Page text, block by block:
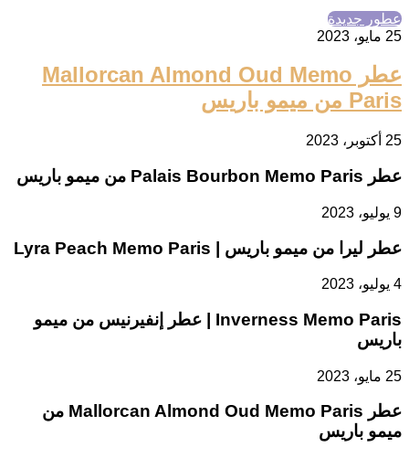
عطور جديدة
25 مايو، 2023
عطر Mallorcan Almond Oud Memo
Paris من ميمو باريس
25 أكتوبر، 2023
عطر Palais Bourbon Memo Paris من ميمو باريس
9 يوليو، 2023
عطر ليرا من ميمو باريس | Lyra Peach Memo Paris
4 يوليو، 2023
Inverness Memo Paris | عطر إنفيرنيس من ميمو
باريس
25 مايو، 2023
عطر Mallorcan Almond Oud Memo Paris من
ميمو باريس